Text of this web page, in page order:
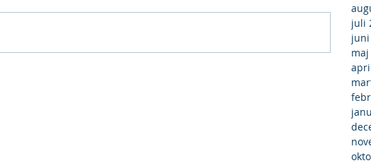
juli
juni
maj